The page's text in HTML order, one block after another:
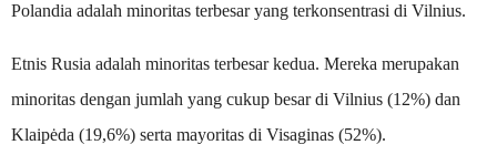
Polandia adalah minoritas terbesar yang terkonsentrasi di Vilnius.
Etnis Rusia adalah minoritas terbesar kedua. Mereka merupakan
minoritas dengan jumlah yang cukup besar di Vilnius (12%) dan
Klaipėda (19,6%) serta mayoritas di Visaginas (52%).